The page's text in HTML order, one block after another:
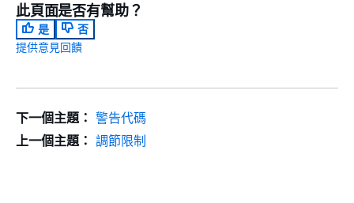
此頁面是否有幫助？
是
否
提供意見回饋
下一個主題： 警告代碼
上一個主題： 調節限制